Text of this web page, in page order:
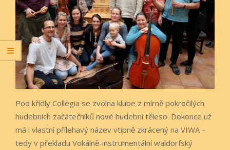
Pod křídly Collegia se zvolna klube z mírně pokročilých
hudebních začátečníků nové hudební těleso. Dokonce už
má i vlastní přílehavý název vtipně zkrácený na VIWA –
tedy v překladu Vokálně-instrumentální waldorfský